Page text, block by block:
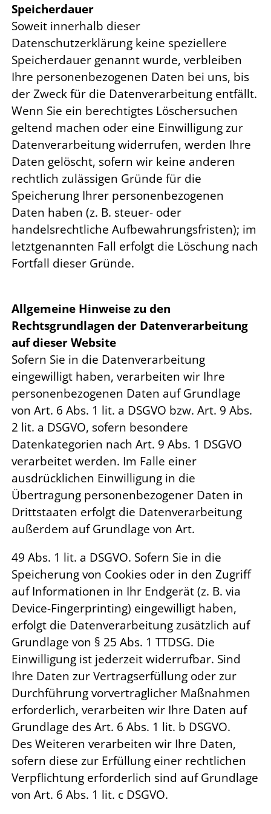
Speicherdauer
Soweit innerhalb dieser
Datenschutzerklärung keine speziellere
Speicherdauer genannt wurde, verbleiben
Ihre personenbezogenen Daten bei uns, bis
der Zweck für die Datenverarbeitung entfällt.
Wenn Sie ein berechtigtes Löschersuchen
geltend machen oder eine Einwilligung zur
Datenverarbeitung widerrufen, werden Ihre
Daten gelöscht, sofern wir keine anderen
rechtlich zulässigen Gründe für die
Speicherung Ihrer personenbezogenen
Daten haben (z. B. steuer- oder
handelsrechtliche Aufbewahrungsfristen); im
letztgenannten Fall erfolgt die Löschung nach
Fortfall dieser Gründe.
Allgemeine Hinweise zu den
Rechtsgrundlagen der Datenverarbeitung
auf dieser Website
Sofern Sie in die Datenverarbeitung
eingewilligt haben, verarbeiten wir Ihre
personenbezogenen Daten auf Grundlage
von Art. 6 Abs. 1 lit. a DSGVO bzw. Art. 9 Abs.
2 lit. a DSGVO, sofern besondere
Datenkategorien nach Art. 9 Abs. 1 DSGVO
verarbeitet werden. Im Falle einer
ausdrücklichen Einwilligung in die
Übertragung personenbezogener Daten in
Drittstaaten erfolgt die Datenverarbeitung
außerdem auf Grundlage von Art.
49 Abs. 1 lit. a DSGVO. Sofern Sie in die
Speicherung von Cookies oder in den Zugriff
auf Informationen in Ihr Endgerät (z. B. via
Device-Fingerprinting) eingewilligt haben,
erfolgt die Datenverarbeitung zusätzlich auf
Grundlage von § 25 Abs. 1 TTDSG. Die
Einwilligung ist jederzeit widerrufbar. Sind
Ihre Daten zur Vertragserfüllung oder zur
Durchführung vorvertraglicher Maßnahmen
erforderlich, verarbeiten wir Ihre Daten auf
Grundlage des Art. 6 Abs. 1 lit. b DSGVO.
Des Weiteren verarbeiten wir Ihre Daten,
sofern diese zur Erfüllung einer rechtlichen
Verpflichtung erforderlich sind auf Grundlage
von Art. 6 Abs. 1 lit. c DSGVO.